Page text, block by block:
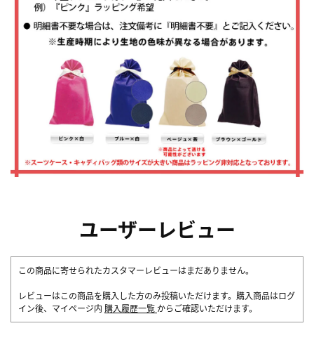
ユーザーレビュー
この商品に寄せられたカスタマーレビューはまだありません。
レビューはこの商品を購入した方のみ投稿いただけます。購入商品はログ
イン後、マイページ内 購入履歴一覧 からご確認いただけます。